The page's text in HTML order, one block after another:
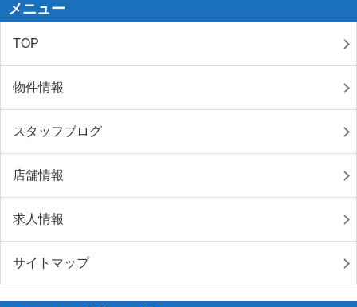
メニュー
TOP
物件情報
スタッフブログ
店舗情報
求人情報
サイトマップ